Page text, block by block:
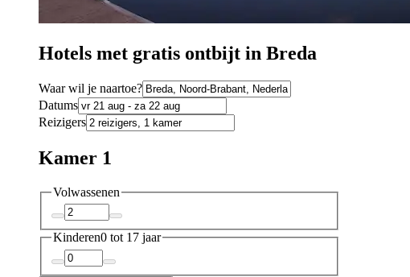
Hotels met gratis ontbijt in Breda
Waar wil je naartoe?
Datums
Reizigers
Kamer 1
Volwassenen
Kinderen0 tot 17 jaar